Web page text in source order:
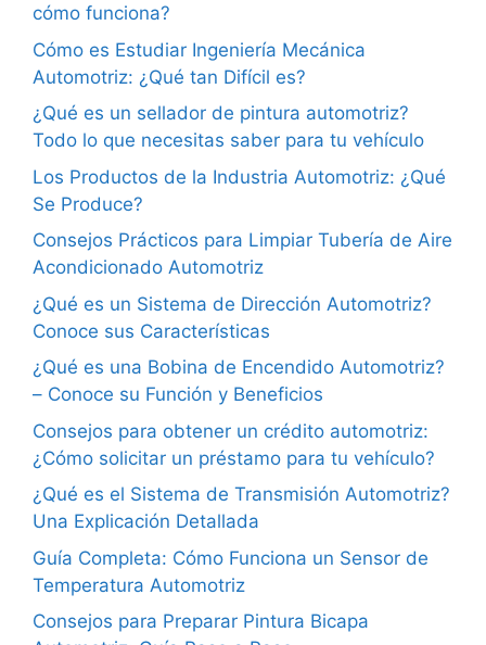
cómo funciona?
Cómo es Estudiar Ingeniería Mecánica
Automotriz: ¿Qué tan Difícil es?
¿Qué es un sellador de pintura automotriz?
Todo lo que necesitas saber para tu vehículo
Los Productos de la Industria Automotriz: ¿Qué
Se Produce?
Consejos Prácticos para Limpiar Tubería de Aire
Acondicionado Automotriz
¿Qué es un Sistema de Dirección Automotriz?
Conoce sus Características
¿Qué es una Bobina de Encendido Automotriz?
– Conoce su Función y Beneficios
Consejos para obtener un crédito automotriz:
¿Cómo solicitar un préstamo para tu vehículo?
¿Qué es el Sistema de Transmisión Automotriz?
Una Explicación Detallada
Guía Completa: Cómo Funciona un Sensor de
Temperatura Automotriz
Consejos para Preparar Pintura Bicapa